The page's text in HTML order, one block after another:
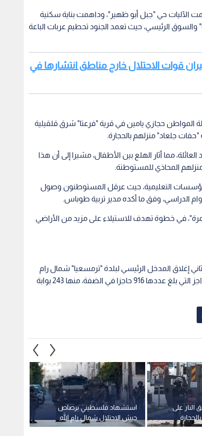
الآليات حي "جبل أبو ظهير"، وداهمت بناية سكنية
الرئيسي، حيث تعمد الجنود تحطيم عربات الباعة
قوات الاحتلال خارج مناطق انتشارها في
حجازي يامين في قرية "فرعتا" شرق قلقيلية
جلعاد" منزلهم بالحجارة.
مما أثار الهلع بين الأطفال، مشيرا إلى أن هذا
المحاذي للمستوطنة.
التعليمية، حيث عرقل المستوطنون وصول
الدراسي، وفق ما أكده مدير تربية طوباس.
في خطوة تهدف للاستيلاء على مزيد من الأراضي
إغلاق المدخل الرئيسي لبلدة "ترمسعيا" شمال رام
الله، مما فاقم معانات المواطنين، وذلك ضمن سياسة الحواجز التي بلغ عددها 916 حاجزا في الضفة، منها 243 بوابة
استشهاد فلسطيني برصاص
جيش الاحتلال شمال رام الله
النار على